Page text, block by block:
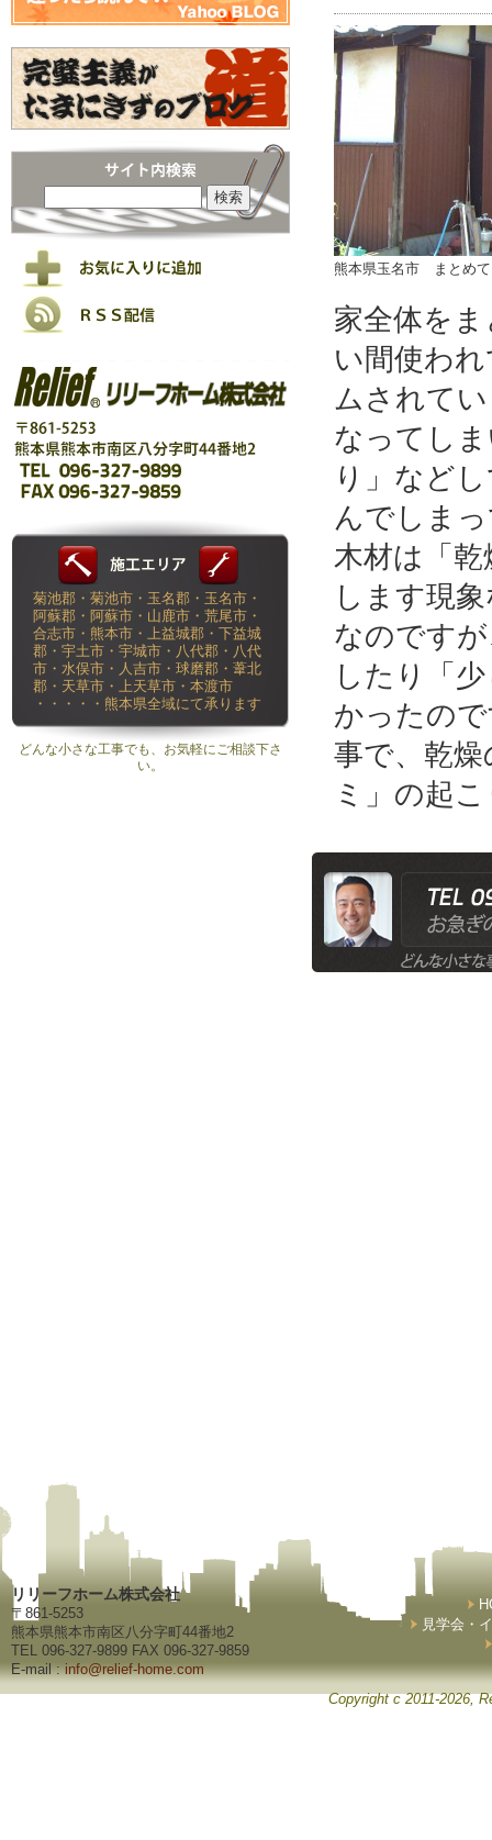
熊本県玉名市 まとめ
家全体を
い間使わ
ムされて
なってし
り」など
んでしま
木材は「
します現
なのです
したり「
かったの
事で、乾
ミ」の起
菊池郡・菊池市・玉名郡・玉名市・
阿蘇郡・阿蘇市・山鹿市・荒尾市・
合志市・熊本市・上益城郡・下益城
郡・宇土市・宇城市・八代郡・八代
市・水俣市・人吉市・球磨郡・葦北
郡・天草市・上天草市・本渡市
・・・・・熊本県全域にて承ります
どんな小さな工事でも、お気軽にご相談下さ
い。
リリーフホーム株式会社
〒861-5253
熊本県熊本市南区八分字町44番地2
TEL 096-327-9899 FAX 096-327-9859
E-mail :info@relief-home.com
見学会・
Copyright c 2011-2026,